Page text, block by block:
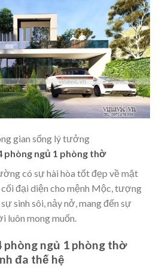
gian sống lý tưởng
phòng ngủ 1 phòng thờ
có sự hài hòa tốt đẹp về mặt
đại diện cho mệnh Mộc, tượng
sinh sôi, nảy nở, mang đến sự
luôn mong muốn.
phòng ngủ 1 phòng thờ
đa thế hệ